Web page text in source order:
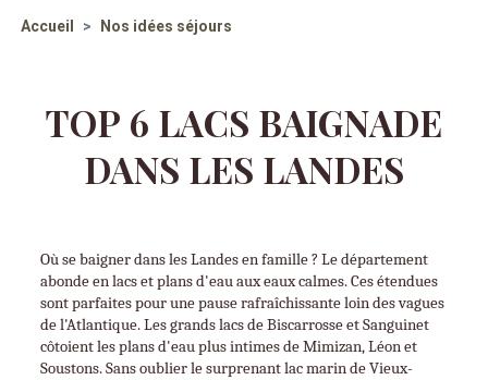
Accueil Nos idées séjours
TOP 6 LACS BAIGNADE
DANS LES LANDES
Où se baigner dans les Landes en famille ? Le département
abonde en lacs et plans d'eau aux eaux calmes. Ces étendues
sont parfaites pour une pause rafraîchissante loin des vagues
de l'Atlantique. Les grands lacs de Biscarrosse et Sanguinet
côtoient les plans d'eau plus intimes de Mimizan, Léon et
Soustons. Sans oublier le surprenant lac marin de Vieux-